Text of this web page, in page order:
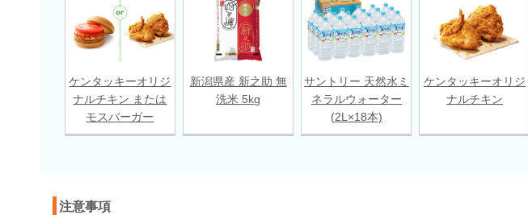
ケンタッキーオリジ
ナルチキン または
モスバーガー
新潟県産 新之助 無
洗米 5kg
サントリー 天然水ミ
ネラルウォーター
(2L×18本)
ケンタッキーオリジ
ナルチキン
注意事項